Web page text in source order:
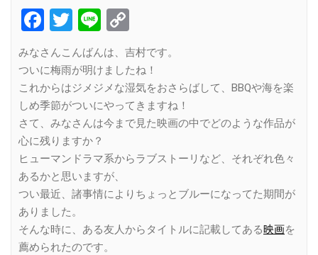
Facebook
Twitter
Line
Link
みなさんこんばんは、吉村です。
ついに梅雨が明けましたね！
これからはジメジメな湿気をおさらばして、BBQや海を楽
しめ季節がついにやってきますね！
さて、みなさんは今まで見た映画の中でどのような作品が
心に残りますか？
ヒューマンドラマ系からラブストーリなど、それぞれ色々
あるかと思いますが、
つい最近、諸事情によりちょっとブルーになってた期間が
ありました。
そんな時に、ある友人からタイトルに記載してある映画を
薦められたのです。